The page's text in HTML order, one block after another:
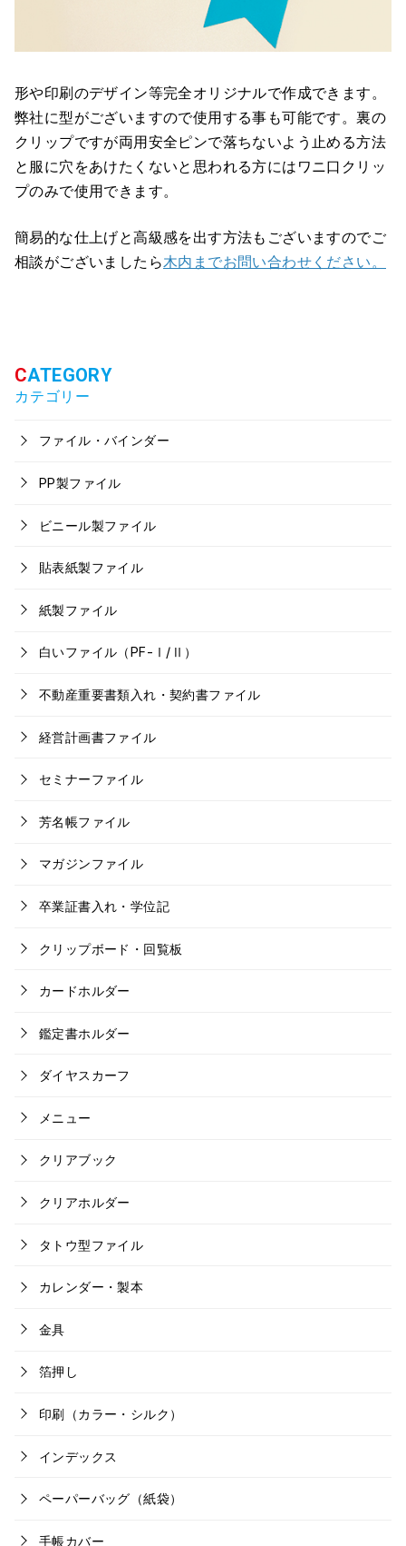
形や印刷のデザイン等完全オリジナルで作成できます。
弊社に型がございますので使用する事も可能です。裏の
クリップですが両用安全ピンで落ちないよう止める方法
と服に穴をあけたくないと思われる方にはワニ口クリッ
プのみで使用できます。
簡易的な仕上げと高級感を出す方法もございますのでご
相談がございましたら木内までお問い合わせください。
カテゴリー
ファイル・バインダー
PP製ファイル
ビニール製ファイル
貼表紙製ファイル
紙製ファイル
白いファイル（PF-Ⅰ/Ⅱ）
不動産重要書類入れ・契約書ファイル
経営計画書ファイル
セミナーファイル
芳名帳ファイル
マガジンファイル
卒業証書入れ・学位記
クリップボード・回覧板
カードホルダー
鑑定書ホルダー
ダイヤスカーフ
メニュー
クリアブック
クリアホルダー
タトウ型ファイル
カレンダー・製本
金具
箔押し
印刷（カラー・シルク）
インデックス
ペーパーバッグ（紙袋）
手帳カバー